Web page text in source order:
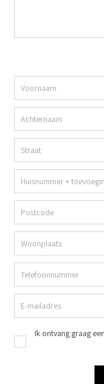
Ik ontvang graag